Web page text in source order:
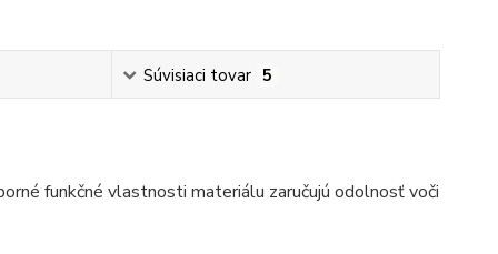
Súvisiaci tovar 5
funkčné vlastnosti materiálu zaručujú odolnosť voči